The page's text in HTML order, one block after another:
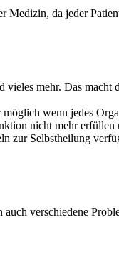
Medizin, da jeder
mehr. Das macht
wenn jedes
nicht mehr
zur Selbstheilung
verschiedene